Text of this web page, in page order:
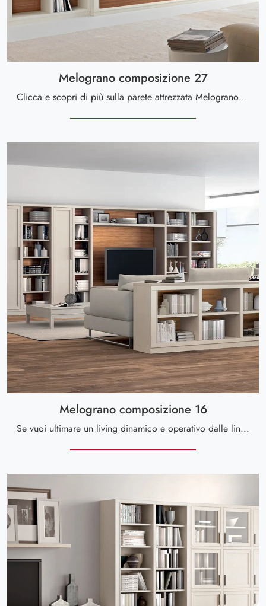
Melograno composizione 27
Clicca e scopri di più sulla parete attrezzata Melograno composizione 27 del marchio Le Fablier: è la soluzione dalle linee moderne perfetta per te.
Melograno composizione 16
Se vuoi ultimare un living dinamico e operativo dalle linee moderne, ti presentiamo la parete attrezzata Melograno composizione 16 Le Fablier.